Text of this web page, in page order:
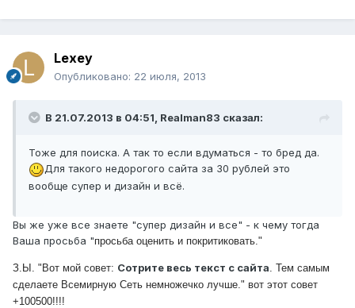
Lexey
Опубликовано: 22 июля, 2013
В 21.07.2013 в 04:51, Realman83 сказал:
Тоже для поиска. А так то если вдуматься - то бред да.
Для такого недорогого сайта за 30 рублей это
вообще супер и дизайн и всё.
Вы же уже все знаете "супер дизайн и все" - к чему тогда
Ваша просьба "просьба оценить и покритиковать."
З.Ы. " Вот мой совет: Сотрите весь текст с сайта . Тем самым
сделаете Всемирную Сеть немножечко лучше." вот этот совет
+100500!!!!